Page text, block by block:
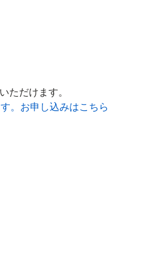
ただけます。
。お申し込みはこちら